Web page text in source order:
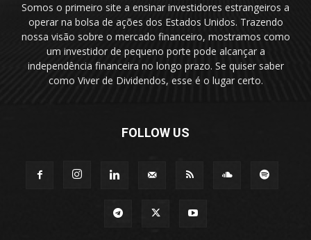
Somos o primeiro site a ensinar investidores estrangeiros a
operar na bolsa de ações dos Estados Unidos. Trazendo
nossa visão sobre o mercado financeiro, mostramos como
um investidor de pequeno porte pode alcançar a
independência financeira no longo prazo. Se quiser saber
como Viver de Dividendos, esse é o lugar certo.
FOLLOW US